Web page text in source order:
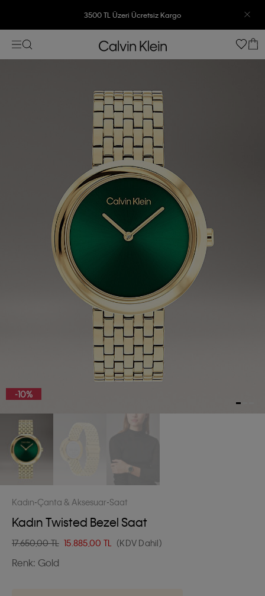
3500 TL Üzeri Ücretsiz Kargo
7500 TL Ve Üzeri Alışverişlerinizde 6 Taksit İmkanı
-10%
Kadın Çanta & Aksesuar Saat
Kadın Twisted Bezel Saat
17.650,00 TL 15.885,00 TL (KDV Dahil)
Renk: Gold